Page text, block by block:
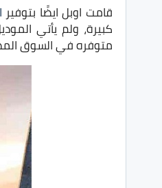
قامت اوبل ايضًا بتوفير
كبيرة، ولم يأتي
متوفره في السوق